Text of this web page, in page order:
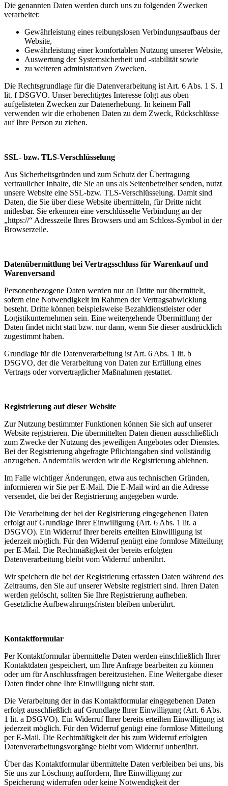
Die genannten Daten werden durch uns zu folgenden Zwecken
verarbeitet:
Gewährleistung eines reibungslosen Verbindungsaufbaus der
Website,
Gewährleistung einer komfortablen Nutzung unserer Website,
Auswertung der Systemsicherheit und -stabilität sowie
zu weiteren administrativen Zwecken.
Die Rechtsgrundlage für die Datenverarbeitung ist Art. 6 Abs. 1 S. 1
lit. f DSGVO. Unser berechtigtes Interesse folgt aus oben
aufgelisteten Zwecken zur Datenerhebung. In keinem Fall
verwenden wir die erhobenen Daten zu dem Zweck, Rückschlüsse
auf Ihre Person zu ziehen.
SSL- bzw. TLS-Verschlüsselung
Aus Sicherheitsgründen und zum Schutz der Übertragung
vertraulicher Inhalte, die Sie an uns als Seitenbetreiber senden, nutzt
unsere Website eine SSL-bzw. TLS-Verschlüsselung. Damit sind
Daten, die Sie über diese Website übermitteln, für Dritte nicht
mitlesbar. Sie erkennen eine verschlüsselte Verbindung an der
„https://“ Adresszeile Ihres Browsers und am Schloss-Symbol in der
Browserzeile.
Datenübermittlung bei Vertragsschluss für Warenkauf und
Warenversand
Personenbezogene Daten werden nur an Dritte nur übermittelt,
sofern eine Notwendigkeit im Rahmen der Vertragsabwicklung
besteht. Dritte können beispielsweise Bezahldienstleister oder
Logistikunternehmen sein. Eine weitergehende Übermittlung der
Daten findet nicht statt bzw. nur dann, wenn Sie dieser ausdrücklich
zugestimmt haben.
Grundlage für die Datenverarbeitung ist Art. 6 Abs. 1 lit. b
DSGVO, der die Verarbeitung von Daten zur Erfüllung eines
Vertrags oder vorvertraglicher Maßnahmen gestattet.
Registrierung auf dieser Website
Zur Nutzung bestimmter Funktionen können Sie sich auf unserer
Website registrieren. Die übermittelten Daten dienen ausschließlich
zum Zwecke der Nutzung des jeweiligen Angebotes oder Dienstes.
Bei der Registrierung abgefragte Pflichtangaben sind vollständig
anzugeben. Andernfalls werden wir die Registrierung ablehnen.
Im Falle wichtiger Änderungen, etwa aus technischen Gründen,
informieren wir Sie per E-Mail. Die E-Mail wird an die Adresse
versendet, die bei der Registrierung angegeben wurde.
Die Verarbeitung der bei der Registrierung eingegebenen Daten
erfolgt auf Grundlage Ihrer Einwilligung (Art. 6 Abs. 1 lit. a
DSGVO). Ein Widerruf Ihrer bereits erteilten Einwilligung ist
jederzeit möglich. Für den Widerruf genügt eine formlose Mitteilung
per E-Mail. Die Rechtmäßigkeit der bereits erfolgten
Datenverarbeitung bleibt vom Widerruf unberührt.
Wir speichern die bei der Registrierung erfassten Daten während des
Zeitraums, den Sie auf unserer Website registriert sind. Ihren Daten
werden gelöscht, sollten Sie Ihre Registrierung aufheben.
Gesetzliche Aufbewahrungsfristen bleiben unberührt.
Kontaktformular
Per Kontaktformular übermittelte Daten werden einschließlich Ihrer
Kontaktdaten gespeichert, um Ihre Anfrage bearbeiten zu können
oder um für Anschlussfragen bereitzustehen. Eine Weitergabe dieser
Daten findet ohne Ihre Einwilligung nicht statt.
Die Verarbeitung der in das Kontaktformular eingegebenen Daten
erfolgt ausschließlich auf Grundlage Ihrer Einwilligung (Art. 6 Abs.
1 lit. a DSGVO). Ein Widerruf Ihrer bereits erteilten Einwilligung ist
jederzeit möglich. Für den Widerruf genügt eine formlose Mitteilung
per E-Mail. Die Rechtmäßigkeit der bis zum Widerruf erfolgten
Datenverarbeitungsvorgänge bleibt vom Widerruf unberührt.
Über das Kontaktformular übermittelte Daten verbleiben bei uns, bis
Sie uns zur Löschung auffordern, Ihre Einwilligung zur
Speicherung widerrufen oder keine Notwendigkeit der